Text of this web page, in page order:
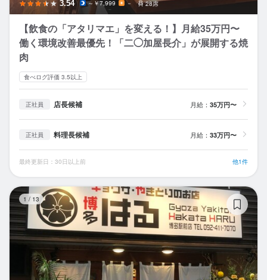
3.54 ～￥7,999 － 28席
【飲食の「アタリマエ」を変える！】月給35万円〜
働く環境改善最優先！「二◯加屋長介」が展開する焼
肉
食べログ評価 3.5以上
正社員 店長候補 月給： 35万円〜
正社員 料理長候補 月給： 33万円〜
最終更新日：30日以上前 他1件
1 / 13